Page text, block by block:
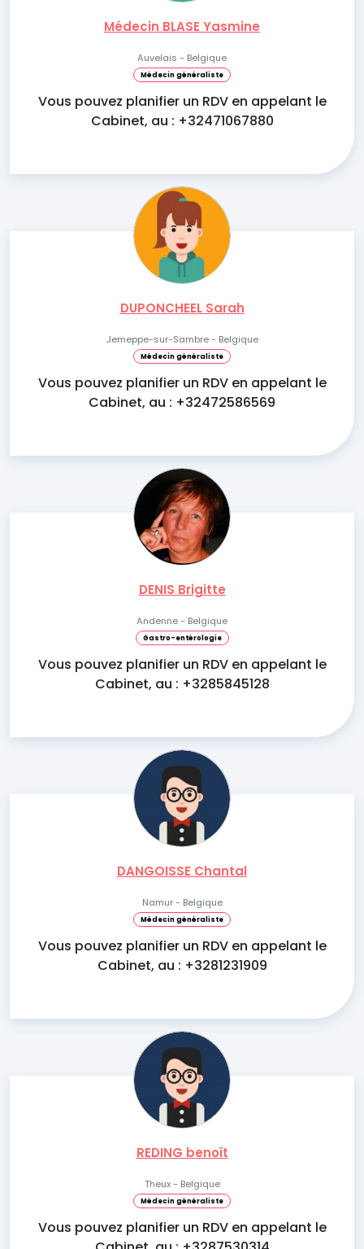
Médecin BLASE Yasmine
Auvelais - Belgique
Médecin généraliste
Vous pouvez planifier un RDV en appelant le
Cabinet, au : +32471067880
DUPONCHEEL Sarah
Jemeppe-sur-Sambre - Belgique
Médecin généraliste
Vous pouvez planifier un RDV en appelant le
Cabinet, au : +32472586569
DENIS Brigitte
Andenne - Belgique
Gastro-entérologie
Vous pouvez planifier un RDV en appelant le
Cabinet, au : +3285845128
DANGOISSE Chantal
Namur - Belgique
Médecin généraliste
Vous pouvez planifier un RDV en appelant le
Cabinet, au : +3281231909
REDING benoît
Theux - Belgique
Médecin généraliste
Vous pouvez planifier un RDV en appelant le